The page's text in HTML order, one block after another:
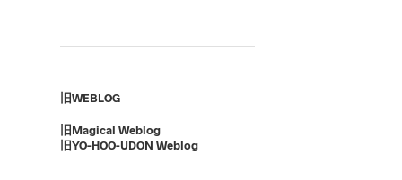
旧WEBLOG
旧Magical Weblog
旧YO-HOO-UDON Weblog